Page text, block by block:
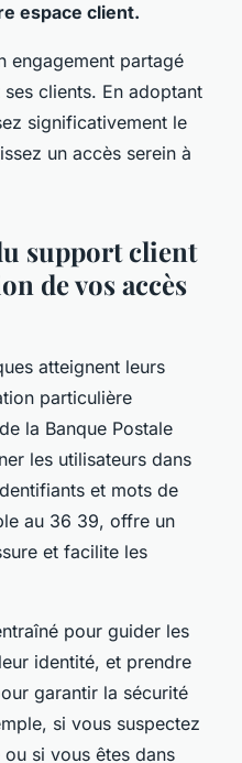
espace client.
engagement partagé
clients. En adoptant
significativement le
un accès serein à
support client
de vos accès
atteignent leurs
particulière
la Banque Postale
les utilisateurs dans
et mots de
au 36 39, offre un
et facilite les
pour guider les
identité, et prendre
garantir la sécurité
si vous suspectez
si vous êtes dans